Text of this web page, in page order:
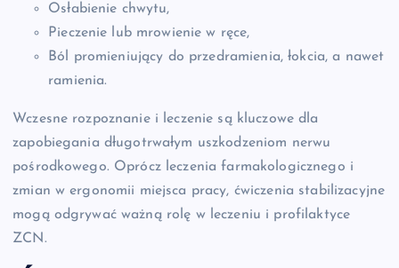
Osłabienie chwytu,
Pieczenie lub mrowienie w ręce,
Ból promieniujący do przedramienia, łokcia, a nawet
ramienia.
Wczesne rozpoznanie i leczenie są kluczowe dla
zapobiegania długotrwałym uszkodzeniom nerwu
pośrodkowego. Oprócz leczenia farmakologicznego i
zmian w ergonomii miejsca pracy, ćwiczenia stabilizacyjne
mogą odgrywać ważną rolę w leczeniu i profilaktyce
ZCN.